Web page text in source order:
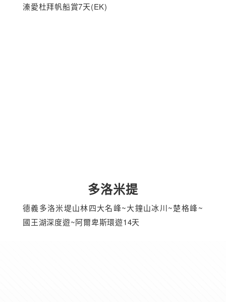
溱愛杜拜帆船賞7天(EK)
多洛米提
德義多洛米堤山林四大名峰~大鐘山冰川~楚格峰~
國王湖深度遊~阿爾卑斯環遊14天